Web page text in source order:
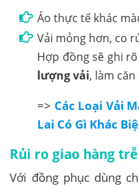
Áo thực tế khác
Vải mỏng hơn, co
Hợp đồng sẽ ghi rõ
lượng vải, làm
=> Các Loại Vải
Lai Có Gì Khác
Rủi ro giao hàng
Với đồng phục dùng